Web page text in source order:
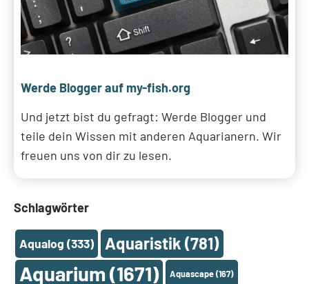
Werde Blogger auf my-fish.org
Und jetzt bist du gefragt: Werde Blogger und
teile dein Wissen mit anderen Aquarianern. Wir
freuen uns von dir zu lesen.
Schlagwörter
Aqualog (333) Aquaristik (781)
Aquarium (1671) Aquascape(167)